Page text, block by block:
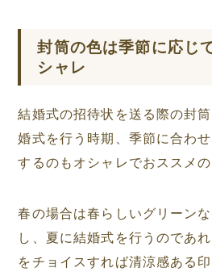
封筒の色は季節に応じ
シャレ
結婚式の招待状を送る際の封
婚式を行う時期、季節に合わ
するのもオシャレでおススメの
春の場合は春らしいグリーン
し、夏に結婚式を行うのであ
をチョイスすれば清涼感ある印